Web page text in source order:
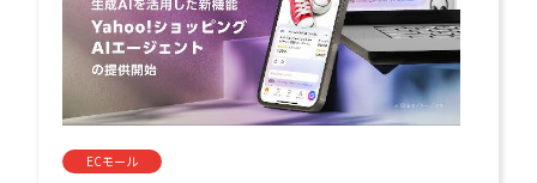
ECモール